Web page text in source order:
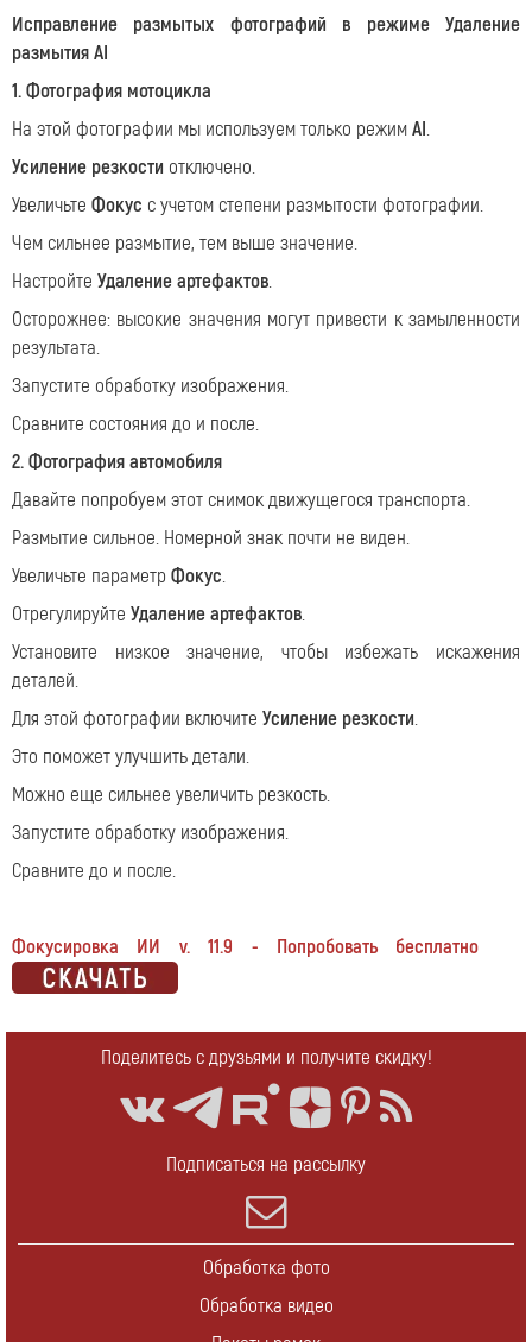
Исправление размытых фотографий в режиме Удаление
размытия AI
1. Фотография мотоцикла
На этой фотографии мы используем только режимAI.
Усиление резкости отключено.
Увеличьте Фокус с учетом степени размытости фотографии.
Чем сильнее размытие, тем выше значение.
Настройте Удаление артефактов.
Осторожнее: высокие значения могут привести к замыленности
результата.
Запустите обработку изображения.
Сравните состояния до и после.
2. Фотография автомобиля
Давайте попробуем этот снимок движущегося транспорта.
Размытие сильное. Номерной знак почти не виден.
Увеличьте параметр Фокус.
Отрегулируйте Удаление артефактов.
Установите низкое значение, чтобы избежать искажения
деталей.
Для этой фотографии включите Усиление резкости.
Это поможет улучшить детали.
Можно еще сильнее увеличить резкость.
Запустите обработку изображения.
Сравните до и после.
Фокусировка ИИ v. 11.9 - Попробовать бесплатно
Поделитесь с друзьями и получите скидку!
Подписаться на рассылку
Обработка фото
Обработка видео